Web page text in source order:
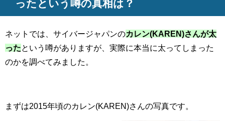
ったという噂の真相は？
ネットでは、サイバージャパンのカレン(KAREN)さんが太
った という噂がありますが、実際に本当に太ってしまった
のかを調べてみました。
まずは2015年頃のカレン(KAREN)さんの写真です。